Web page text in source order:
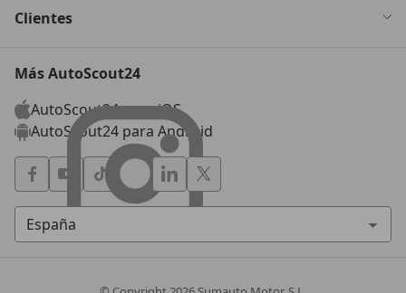
Clientes
Más AutoScout24
AutoScout24 para iOS
AutoScout24 para Android